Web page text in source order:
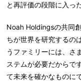
と再評価の段階に入っ
Noah Holdingsの共同
ちが世界を研究するの
うファミリーには、さ
ステムが必要だからで
て未来を確かなものに